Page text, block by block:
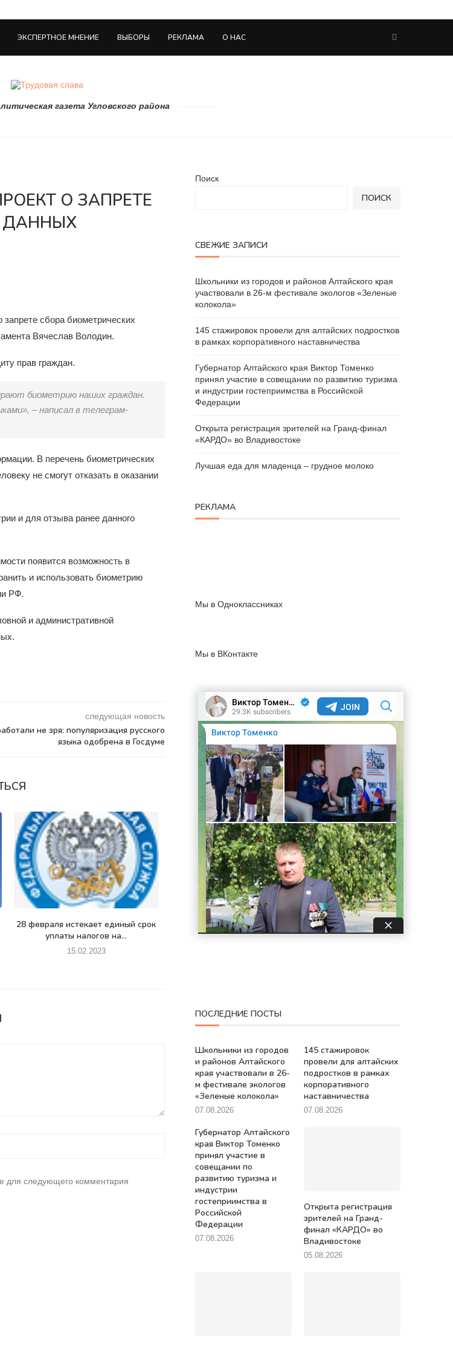
ЭКСПЕРТНОЕ МНЕНИЕ ВЫБОРЫ РЕКЛАМА О НАС
газета Угловского района
О ЗАПРЕТЕ
ДАННЫХ
запрете сбора биометрических
Вячеслав Володин.
прав граждан.
биометрию наших граждан.
– написал в телеграм-
В перечень биометрических
не смогут отказать в оказании
и для отзыва ранее данного
появится возможность в
и использовать биометрию
РФ.
и административной
следующая новость
не зря: популяризация русского
языка одобрена в Госдуме
28 февраля истекает единый срок
уплаты налогов на...
15.02.2023
для следующего комментария
Поиск
ПОИСК
СВЕЖИЕ ЗАПИСИ
Школьники из городов и районов Алтайского края
участвовали в 26-м фестивале экологов «Зеленые
колокола»
145 стажировок провели для алтайских подростков
в рамках корпоративного наставничества
Губернатор Алтайского края Виктор Томенко
принял участие в совещании по развитию туризма
и индустрии гостеприимства в Российской
Федерации
Открыта регистрация зрителей на Гранд-финал
«КАРДО» во Владивостоке
Лучшая еда для младенца – грудное молоко
РЕКЛАМА
Мы в Одноклассниках
Мы в ВКонтакте
ПОСЛЕДНИЕ ПОСТЫ
Школьники из городов
и районов Алтайского
края участвовали в 26-
м фестивале экологов
«Зеленые колокола»
07.08.2026
145 стажировок
провели для алтайских
подростков в рамках
корпоративного
наставничества
07.08.2026
Губернатор Алтайского
края Виктор Томенко
принял участие в
совещании по
развитию туризма и
индустрии
гостеприимства в
Российской
Федерации
07.08.2026
Открыта регистрация
зрителей на Гранд-
финал «КАРДО» во
Владивостоке
05.08.2026